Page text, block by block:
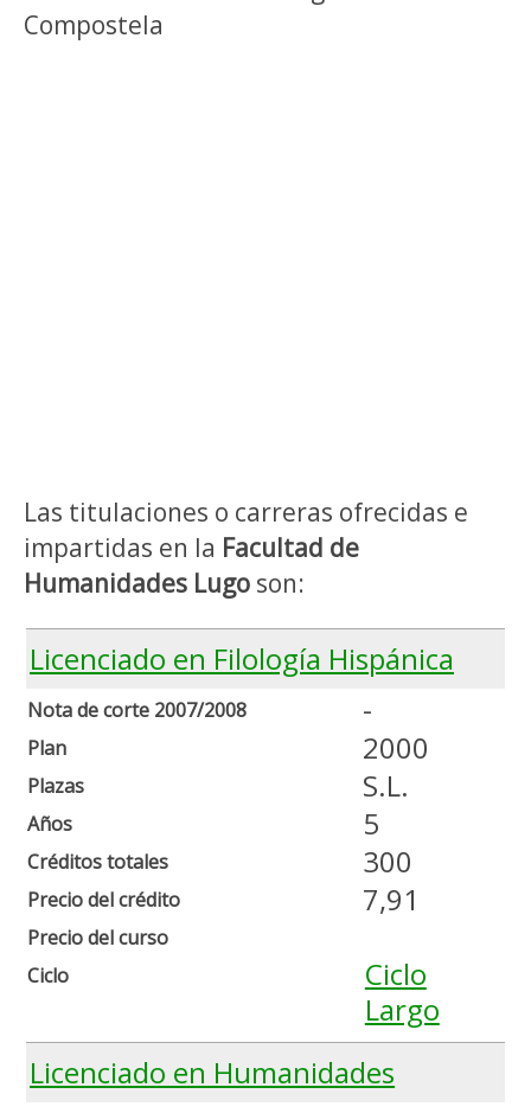
Compostela
Las titulaciones o carreras ofrecidas e
impartidas en la Facultad de
Humanidades Lugo son:
Licenciado en Filología Hispánica
Nota de corte 2007/2008
Plan
Plazas
Años
Créditos totales
Precio del crédito
Precio del curso
Ciclo
-
2000
S.L.
5
300
7,91
Ciclo
Largo
Licenciado en Humanidades